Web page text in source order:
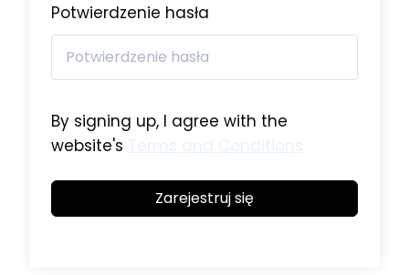
Potwierdzenie hasła
By signing up, I agree with the
website's
Zarejestruj się